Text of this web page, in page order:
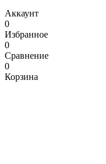
Аккаунт
0
Избранное
0
Сравнение
0
Корзина